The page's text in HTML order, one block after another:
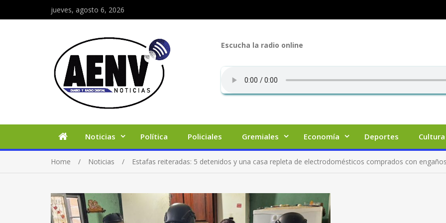
jueves, agosto 6, 2026
Escucha la radio online
Noticias Política Policiales Gremiales Economía Deportes Cultura
Home Noticias Estafas reiteradas: 5 detenidos y una casa repleta de electrodomésticos comprados con engaños